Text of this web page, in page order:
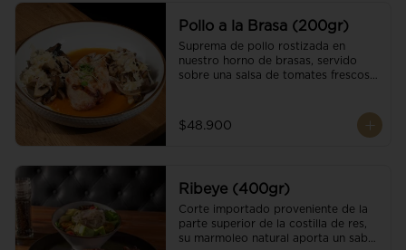
Pollo a la Brasa (200gr)
Suprema de pollo rostizada en
nuestro horno de brasas, servido
sobre una salsa de tomates frescos y
$48.900
Ribeye (400gr)
Corte importado proveniente de la
parte superior de la costilla de res,
su marmoleo natural aporta un sabor